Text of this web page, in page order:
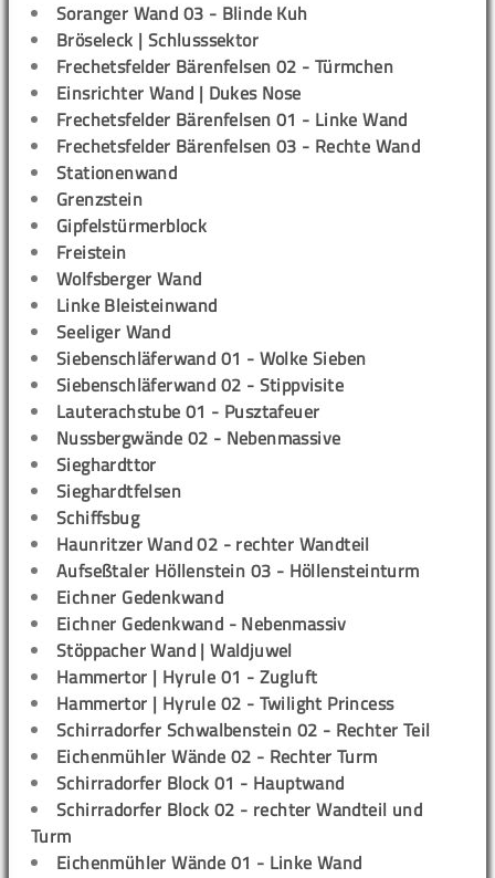
Soranger Wand 03 - Blinde Kuh
Bröseleck | Schlusssektor
Frechetsfelder Bärenfelsen 02 - Türmchen
Einsrichter Wand | Dukes Nose
Frechetsfelder Bärenfelsen 01 - Linke Wand
Frechetsfelder Bärenfelsen 03 - Rechte Wand
Stationenwand
Grenzstein
Gipfelstürmerblock
Freistein
Wolfsberger Wand
Linke Bleisteinwand
Seeliger Wand
Siebenschläferwand 01 - Wolke Sieben
Siebenschläferwand 02 - Stippvisite
Lauterachstube 01 - Pusztafeuer
Nussbergwände 02 - Nebenmassive
Sieghardttor
Sieghardtfelsen
Schiffsbug
Haunritzer Wand 02 - rechter Wandteil
Aufseßtaler Höllenstein 03 - Höllensteinturm
Eichner Gedenkwand
Eichner Gedenkwand - Nebenmassiv
Stöppacher Wand | Waldjuwel
Hammertor | Hyrule 01 - Zugluft
Hammertor | Hyrule 02 - Twilight Princess
Schirradorfer Schwalbenstein 02 - Rechter Teil
Eichenmühler Wände 02 - Rechter Turm
Schirradorfer Block 01 - Hauptwand
Schirradorfer Block 02 - rechter Wandteil und
Turm
Eichenmühler Wände 01 - Linke Wand